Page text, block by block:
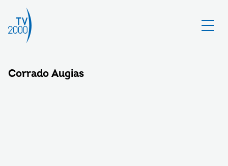
Corrado Augias